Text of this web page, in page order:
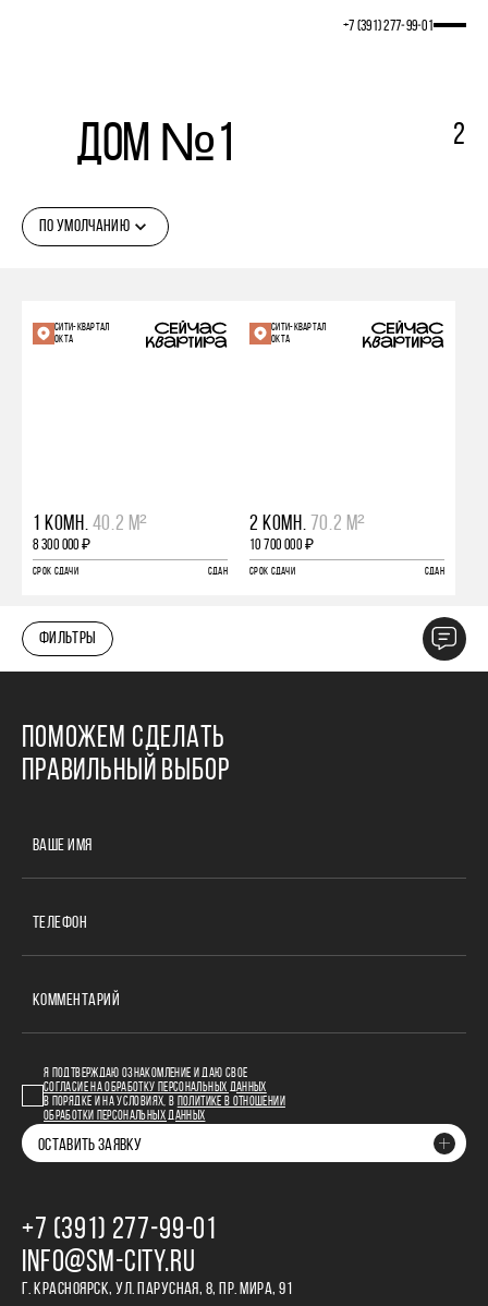
+7 (391) 277‒99‒01
Дом №1 2
ФИЛЬТРЫ
ПО УМОЛЧАНИЮ
СИТИ-КВАРТАЛ
ОКТА
1 КОМН. 40.2 М²
8 300 000 ₽
СРОК СДАЧИ СДАН
СИТИ-КВАРТАЛ
ОКТА
2 КОМН. 70.2 М²
10 700 000 ₽
СРОК СДАЧИ СДАН
ПОМОЖЕМ СДЕЛАТЬ
ПРАВИЛЬНЫЙ ВЫБОР
ВАШЕ ИМЯ
ТЕЛЕФОН
КОММЕНТАРИЙ
Я ПОДТВЕРЖДАЮ ОЗНАКОМЛЕНИЕ И ДАЮ СВОЕ
СОГЛАСИЕ НА ОБРАБОТКУ ПЕРСОНАЛЬНЫХ ДАННЫХ
В ПОРЯДКЕ И НА УСЛОВИЯХ, В
ПОЛИТИКЕ В ОТНОШЕНИИ
ОБРАБОТКИ ПЕРСОНАЛЬНЫХ ДАННЫХ
ОСТАВИТЬ ЗАЯВКУ
+7 (391) 277‒99‒01
INFO@SM-CITY.RU
Г. КРАСНОЯРСК, УЛ. ПАРУСНАЯ, 8, ПР. МИРА, 91